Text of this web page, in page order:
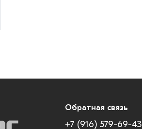
Обратная связь
+7 (916) 579-69-43